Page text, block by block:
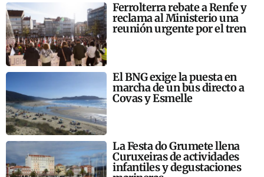
Ferrolterra rebate a Renfe y
reclama al Ministerio una
reunión urgente por el tren
El BNG exige la puesta en
marcha de un bus directo a
Covas y Esmelle
La Festa do Grumete llena
Curuxeiras de actividades
infantiles y degustaciones